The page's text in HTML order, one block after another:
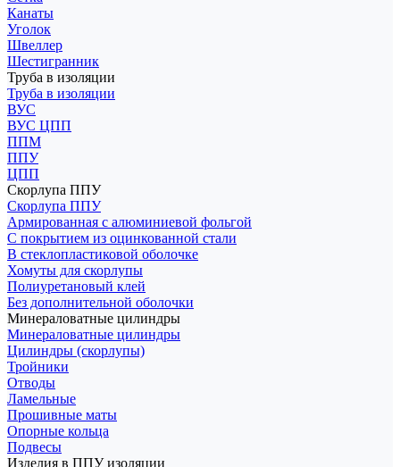
Канаты
Уголок
Швеллер
Шестигранник
Труба в изоляции
Труба в изоляции
ВУС
ВУС ЦПП
ППМ
ППУ
ЦПП
Скорлупа ППУ
Скорлупа ППУ
Армированная с алюминиевой фольгой
С покрытием из оцинкованной стали
В стеклопластиковой оболочке
Хомуты для скорлупы
Полиуретановый клей
Без дополнительной оболочки
Минераловатные цилиндры
Минераловатные цилиндры
Цилиндры (скорлупы)
Тройники
Отводы
Ламельные
Прошивные маты
Опорные кольца
Подвесы
Изделия в ППУ изоляции